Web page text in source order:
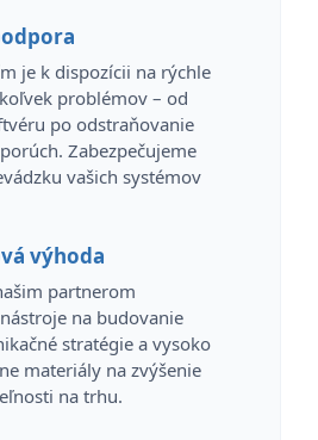
je k dispozícii na rýchle
problémov – od
po odstraňovanie
Zabezpečujeme
vašich systémov
výhoda
partnerom
na budovanie
stratégie a vysoko
materiály na zvýšenie
na trhu.